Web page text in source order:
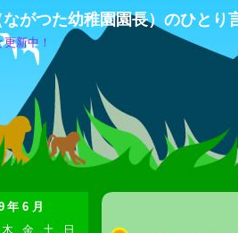
がつた幼稚園園長）のひとり
新中！
6月
木 金 土 日